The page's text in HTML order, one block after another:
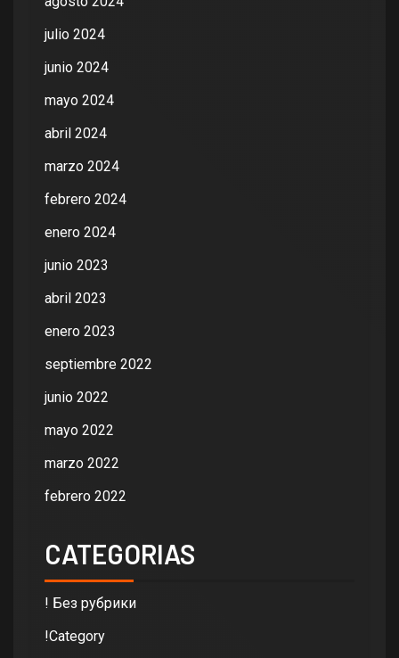
julio 2024
junio 2024
mayo 2024
abril 2024
marzo 2024
febrero 2024
enero 2024
junio 2023
abril 2023
enero 2023
septiembre 2022
junio 2022
mayo 2022
marzo 2022
febrero 2022
CATEGORIAS
! Без рубрики
!Category